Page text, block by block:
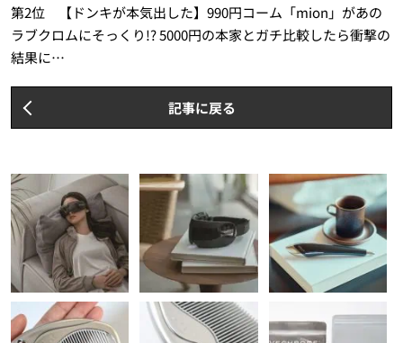
第2位 【ドンキが本気出した】990円コーム「mion」があの
ラブクロムにそっくり!? 5000円の本家とガチ比較したら衝撃の
結果に…
記事に戻る